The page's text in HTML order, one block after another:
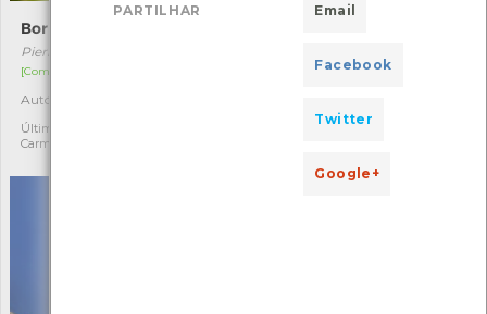
Borboleta-das-couves
Pieris brassicae
[Comum]
Autóctone
Última observação por:
Carmen Pereira
[Distribuição residual]
Última observação por:
PARTILHAR Email
Facebook
Twitter
Google+